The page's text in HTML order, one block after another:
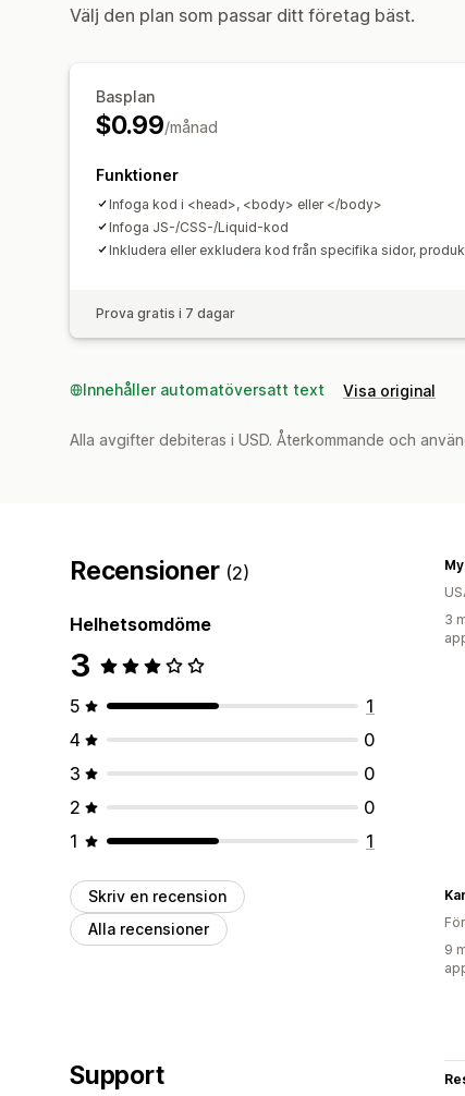
Välj den plan som passar ditt företag bäst.
Basplan
$0.99/månad
Funktioner
Infoga kod i <head>, <body> eller </body>
Infoga JS-/CSS-/Liquid-kod
Inkludera eller exkludera kod från specifika sidor,
Prova gratis i 7 dagar
Innehåller automatöversatt text Visa original
Alla avgifter debiteras i USD. Återkommande och
Recensioner (2)
Helhetsomdöme
3
5
1
4
0
3
0
2
0
1
1
Skriv en recension
Alla recensioner
3
9
Support